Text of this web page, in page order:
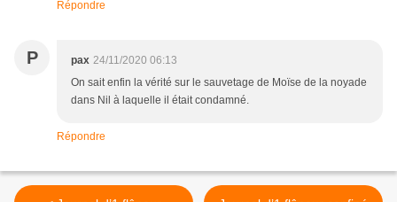
Répondre
P pax 24/11/2020 06:13
On sait enfin la vérité sur le sauvetage de Moïse de la noyade
dans Nil à laquelle il était condamné.
Répondre